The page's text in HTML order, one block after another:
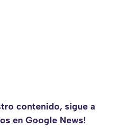
contenido, sigue a
en Google News!